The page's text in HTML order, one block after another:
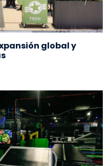
global y